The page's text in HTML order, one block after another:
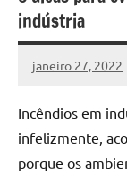
indústria
janeiro 27, 2022
DafoBrasil
Nenhum
Incêndios em
infelizmente,
porque os